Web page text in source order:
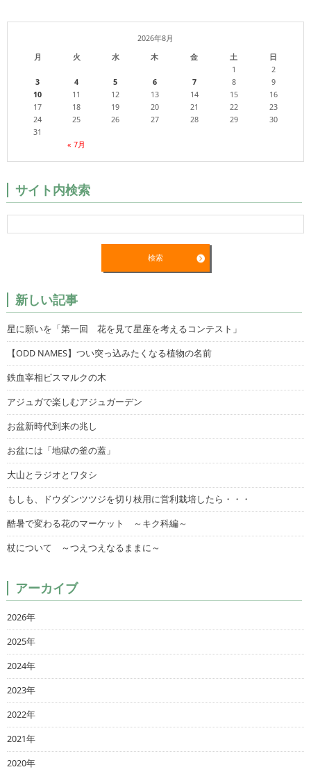
2026年8月
月
火 水 木 金 土 日
« 7月
1
2
3
4 5 6 7 8
9
10
11 12 13 14 15
16
17
18 19 20 21 22
23
24
25 26 27 28 29
30
31
サイト内検索
新しい記事
星に願いを「第一回 花を見て星座を考えるコンテスト」
【ODD NAMES】つい突っ込みたくなる植物の名前
鉄血宰相ビスマルクの木
アジュガで楽しむアジュガーデン
お盆新時代到来の兆し
お盆には「地獄の釜の蓋」
大山とラジオとワタシ
もしも、ドウダンツツジを切り枝用に営利栽培したら・・・
酷暑で変わる花のマーケット ～キク科編～
杖について ～つえつえなるままに～
アーカイブ
2026年
2025年
2024年
2023年
2022年
2021年
2020年